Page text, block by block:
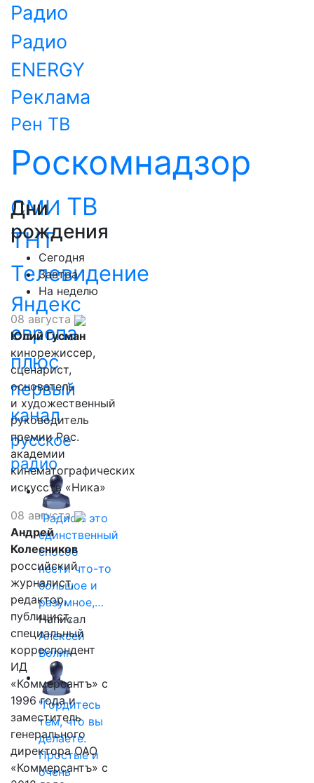
Радио
Радио
ENERGY
Реклама
Рен ТВ
Роскомнадзор
СМИ ТВ
ТНТ
Телевидение
Яндекс
европа
плюс
первый
канал
русское
радио
"Радио - это
единственный
способ
нести что-то
большое и
разумное,…
Написал
Алексей
Волин
"Гордитесь
тем, что вы
делаете.
Простые и
очень
Дни
рождения
Сегодня
Завтра
На неделю
08 августа
Юлий Гусман
кинорежиссер,
сценарист,
основатель
и художественный
руководитель
премии Рос.
академии
кинематографических
искусств «Ника»
08 августа
Андрей
Колесников
российский
журналист,
редактор,
публицист,
специальный
корреспондент
ИД
«Коммерсантъ» с
1996 года и
заместитель
генерального
директора ОАО
«Коммерсантъ» с